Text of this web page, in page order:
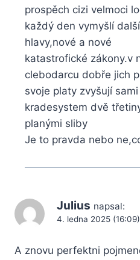
prospěch cizi velmoci
každý den vymyšlí
hlavy,nové a nové
katastrofické zákony.v
clebodarcu dobře jich
svoje platy zvyšují
kradesystem dvě
planými sliby
Je to pravda nebo
Julius napsal:
4. ledna 2025 (16:09)
A znovu perfektni